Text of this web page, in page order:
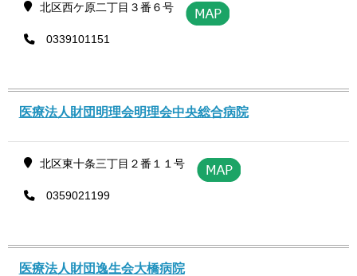
北区西ケ原二丁目３番６号
0339101151
医療法人財団明理会明理会中央総合病院
北区東十条三丁目２番１１号
0359021199
医療法人財団逸生会大橋病院